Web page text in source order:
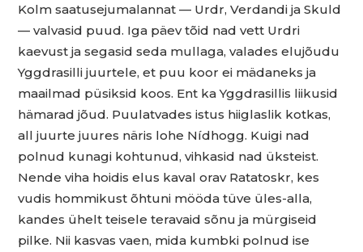
Kolm saatusejumalannat — Urdr, Verdandi ja Skuld
— valvasid puud. Iga päev tõid nad vett Urdri
kaevust ja segasid seda mullaga, valades elujõudu
Yggdrasilli juurtele, et puu koor ei mädaneks ja
maailmad püsiksid koos. Ent ka Yggdrasillis liikusid
hämarad jõud. Puulatvades istus hiiglaslik kotkas,
all juurte juures näris lohe Nídhogg. Kuigi nad
polnud kunagi kohtunud, vihkasid nad üksteist.
Nende viha hoidis elus kaval orav Ratatoskr, kes
vudis hommikust õhtuni mööda tüve üles-alla,
kandes ühelt teisele teravaid sõnu ja mürgiseid
pilke. Nii kasvas vaen, mida kumbki polnud ise